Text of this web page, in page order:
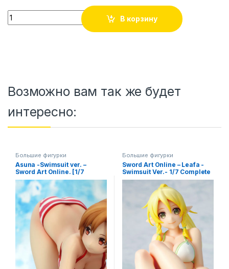
Sword Art Online: Alicization - Kirito - Figma (#435) -
В корзину
Возможно вам так же будет
интересно:
Большие фигурки
Asuna -Swimsuit ver. –
Sword Art Online. [1/7
Complete Figure]
Большие фигурки
Sword Art Online – Leafa -
Swimsuit Ver.- 1/7 Complete
Figure / Leafa Мастера
меча онлайн фигурка